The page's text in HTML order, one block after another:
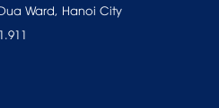
Ward, Hanoi City